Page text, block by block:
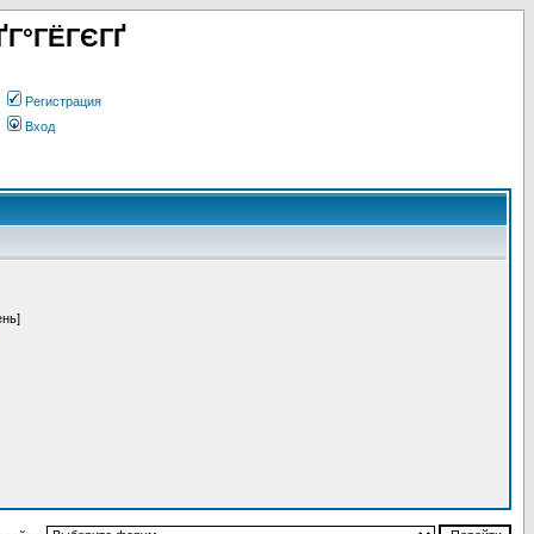
Регистрация
Вход